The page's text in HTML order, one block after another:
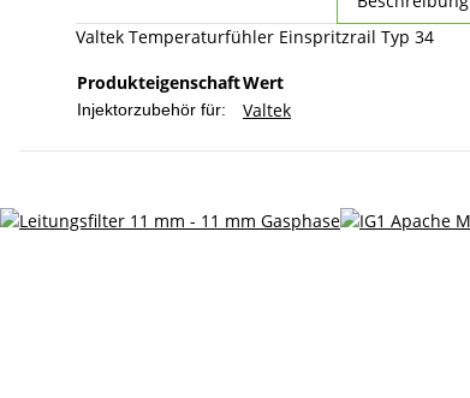
Valtek Temperaturfühler Einspritzrail Typ 34
ProdukteigenschaftWert
Injektorzubehör für: Valtek